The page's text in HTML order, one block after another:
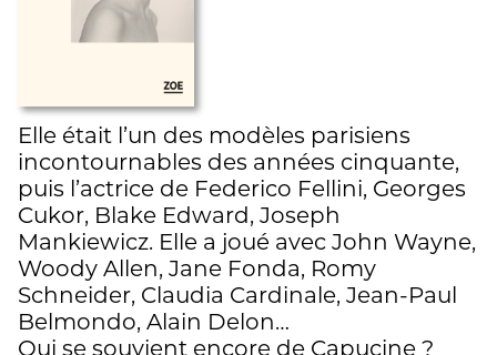
Elle était l’un des modèles parisiens
incontournables des années cinquante,
puis l’actrice de Federico Fellini, Georges
Cukor, Blake Edward, Joseph
Mankiewicz. Elle a joué avec John Wayne,
Woody Allen, Jane Fonda, Romy
Schneider, Claudia Cardinale, Jean-Paul
Belmondo, Alain Delon…
Qui se souvient encore de Capucine ?